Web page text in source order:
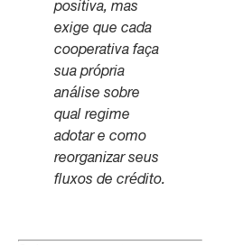
positiva, mas
exige que cada
cooperativa faça
sua própria
análise sobre
qual regime
adotar e como
reorganizar seus
fluxos de crédito.